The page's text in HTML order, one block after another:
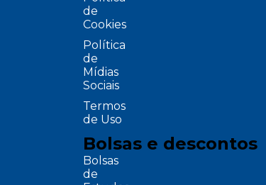
de
Cookies
Política
de
Mídias
Sociais
Termos
de Uso
Bolsas e descontos
Bolsas
de